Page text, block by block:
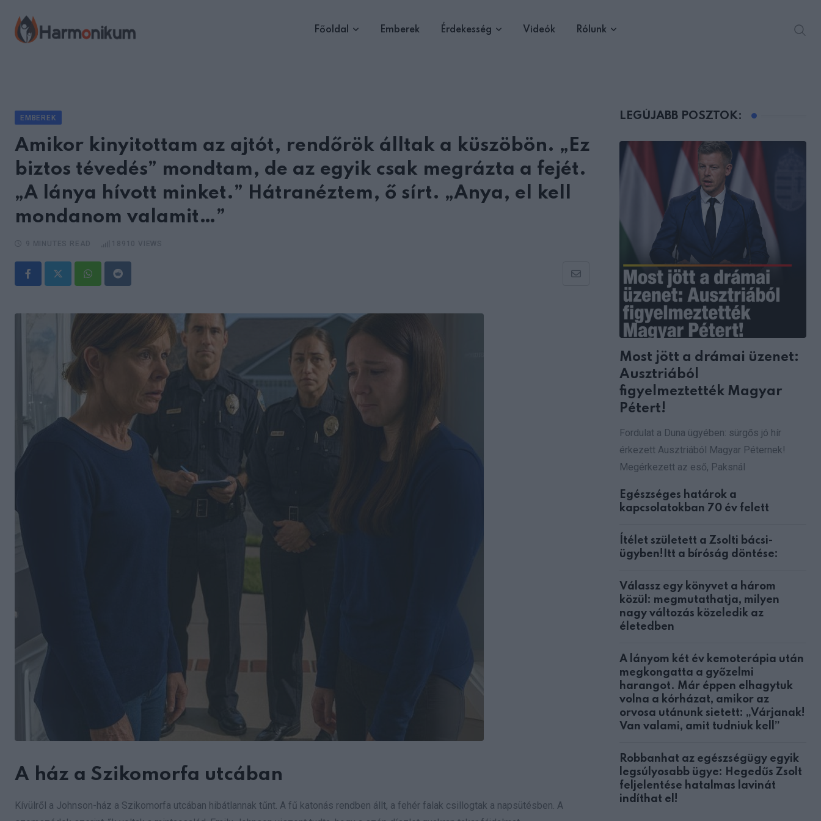
content
Főoldal Emberek Érdekesség Videók Rólunk
EMBEREK
Amikor kinyitottam az ajtót, rendőrök álltak a küszöbön. „Ez
biztos tévedés” mondtam, de az egyik csak megrázta a fejét.
„A lánya hívott minket.” Hátranéztem, ő sírt. „Anya, el kell
mondanom valamit…”
WhatsappReddit
Share
A ház a Szikomorfa utcában
Kívülről a Johnson-ház a Szikomorfa utcában hibátlannak tűnt. A fű katonás rendben állt, a fehér falak csillogtak a napsütésben. A
LEGÚJABB POSZTOK:
Most jött a drámai üzenet:
Ausztriából
figyelmeztették Magyar
Pétert!
Fordulat a Duna ügyében: sürgős jó hír
érkezett Ausztriából Magyar Péternek!
Megérkezett az eső, Paksnál
Egészséges határok a
kapcsolatokban 70 év felett
Ítélet született a Zsolti bácsi-
ügyben!Itt a bíróság döntése:
Válassz egy könyvet a három
közül: megmutathatja, milyen
nagy változás közeledik az
életedben
A lányom két év kemoterápia után
megkongatta a győzelmi
harangot. Már éppen elhagytuk
volna a kórházat, amikor az
orvosa utánunk sietett: „Várjanak!
Van valami, amit tudniuk kell”
Robbanhat az egészségügy egyik
legsúlyosabb ügye: Hegedűs Zsolt
feljelentése hatalmas lavinát
indíthat el!